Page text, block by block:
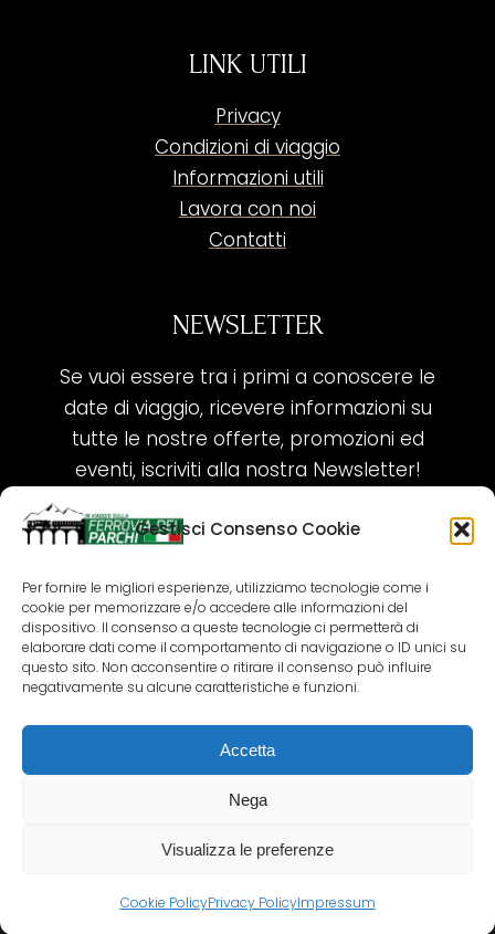
Gestisci Consenso Cookie
Per fornire le migliori esperienze, utilizziamo tecnologie come i
cookie per memorizzare e/o accedere alle informazioni del
dispositivo. Il consenso a queste tecnologie ci permetterà di
elaborare dati come il comportamento di navigazione o ID unici su
questo sito. Non acconsentire o ritirare il consenso può influire
negativamente su alcune caratteristiche e funzioni.
Accetta
Nega
Visualizza le preferenze
Cookie PolicyPrivacy PolicyImpressum
LINK UTILI
Privacy
Condizioni di viaggio
Informazioni utili
Lavora con noi
Contatti
NEWSLETTER
Se vuoi essere tra i primi a conoscere le
date di viaggio, ricevere informazioni su
tutte le nostre offerte, promozioni ed
eventi, iscriviti alla nostra Newsletter!
ISCRIVITI ORA!
SEGUICI SUI NOSTRI SOCIAL
COPYRIGHT 2018-2025 PALLENIUM TOURISM
SRL
AGENZIA VIAGGI E TOUR OPERATOR – P.IVA: